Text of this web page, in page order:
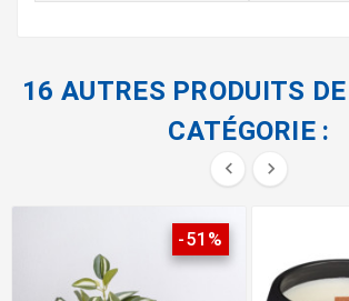
16 AUTRES PRODUITS
CATÉGORIE :
 
-51%